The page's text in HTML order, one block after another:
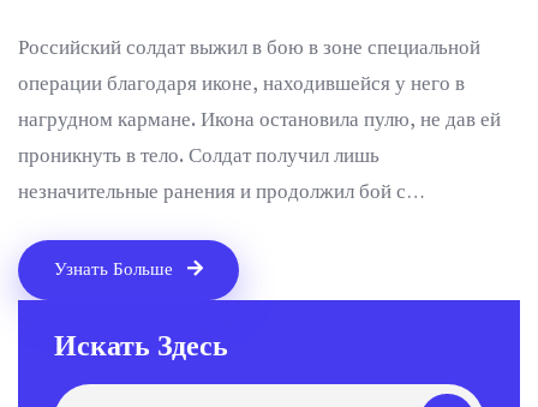
Российский солдат выжил в бою в зоне специальной
операции благодаря иконе, находившейся у него в
нагрудном кармане. Икона остановила пулю, не дав ей
проникнуть в тело. Солдат получил лишь
незначительные ранения и продолжил бой с
и усилил их веру в защитную силу святыни.
Узнать Больше
Искать Здесь